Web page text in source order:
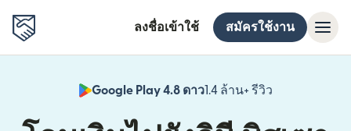
ลงชื่อเข้าใช้ สมัครใช้งาน
Google Play 4.8 ดาว1.4 ล้าน+ รีวิว
(เปิดในหน้าต่